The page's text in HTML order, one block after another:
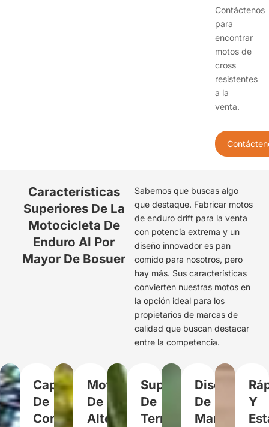
Contáctenos
para
encontrar
motos de
cross
resistentes
a la
venta.
Características
Superiores De La
Motocicleta De
Enduro Al Por
Mayor De Bosuer
Sabemos que buscas algo
que destaque. Fabricar motos
de enduro drift para la venta
con potencia extrema y un
diseño innovador es pan
comido para nosotros, pero
hay más. Sus características
convierten nuestras motos en
la opción ideal para los
propietarios de marcas de
calidad que buscan destacar
entre la competencia.
Capacidad
De
Combustible
Motor
De
Alto
Supervivientes
De
Terrenos
Diseño
De
Marco
Y